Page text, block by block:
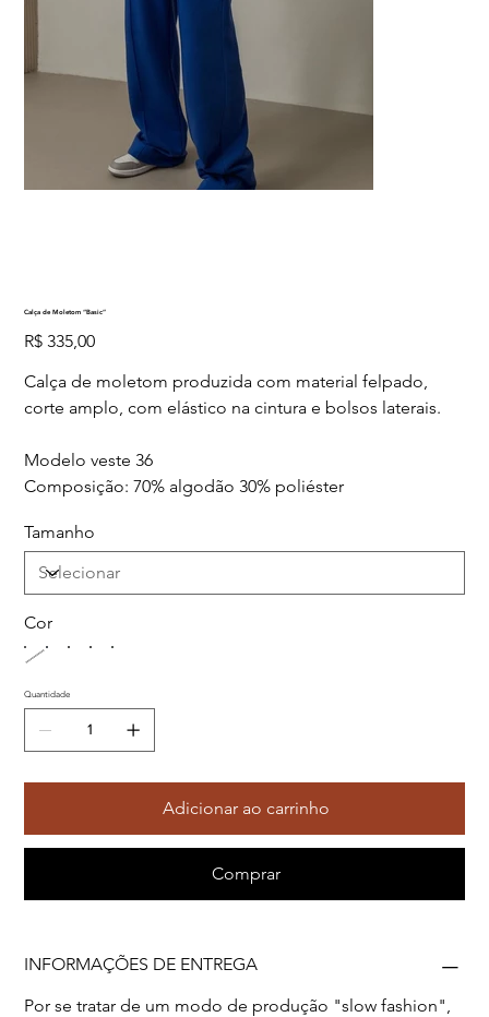
Calça de Moletom “Basic”
Preço
R$ 335,00
Calça de moletom produzida com material felpado,
corte amplo, com elástico na cintura e bolsos laterais.
Modelo veste 36
Composição: 70% algodão 30% poliéster
Tamanho
Cor
Quantidade
Adicionar ao carrinho
Comprar
INFORMAÇÕES DE ENTREGA
Por se tratar de um modo de produção "slow fashion",